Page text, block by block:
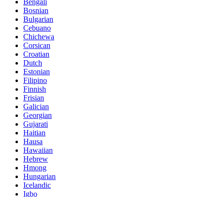
Bosnian
Bulgarian
Cebuano
Chichewa
Corsican
Croatian
Dutch
Estonian
Filipino
Finnish
Frisian
Galician
Georgian
Gujarati
Haitian
Hausa
Hawaiian
Hebrew
Hmong
Hungarian
Icelandic
Igbo